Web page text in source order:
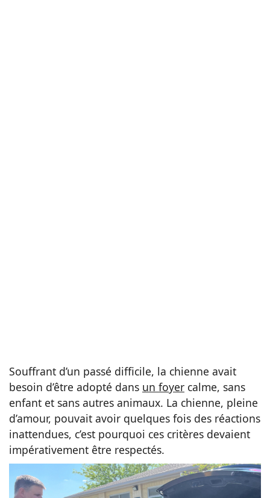
Souffrant d’un passé difficile, la chienne avait
besoin d’être adopté dans un foyer calme, sans
enfant et sans autres animaux. La chienne, pleine
d’amour, pouvait avoir quelques fois des réactions
inattendues, c’est pourquoi ces critères devaient
impérativement être respectés.